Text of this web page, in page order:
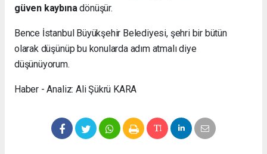
güven kaybına dönüşür.
Bence İstanbul Büyükşehir Belediyesi, şehri bir bütün
olarak düşünüp bu konularda adım atmalı diye
düşünüyorum.
Haber - Analiz: Ali Şükrü KARA